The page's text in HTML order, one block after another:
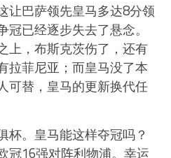
让巴萨领先皇马多达8分领
已经逐步失去了悬念。
上，布斯克茨伤了，还有
拉菲尼亚；而皇马没了本
可替，皇马的更新换代任
杯。皇马能这样夺冠吗？
冠16强对阵利物浦。幸运